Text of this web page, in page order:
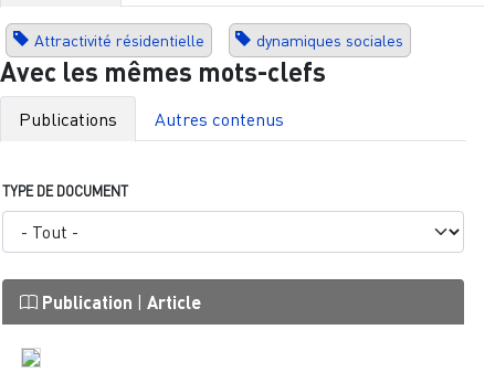
Attractivité résidentielle dynamiques sociales
Avec les mêmes mots-clefs
Publications Autres contenus
TYPE DE DOCUMENT
Publication | Article